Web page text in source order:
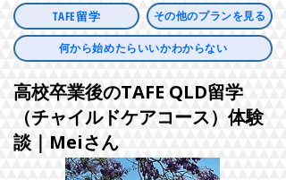
TAFE留学 その他のプランを見る
何から始めたらいいかわからない
高校卒業後のTAFE QLD留学
（チャイルドケアコース）体験
談｜Meiさん